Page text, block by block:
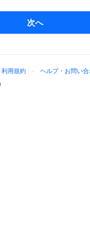
次へ
利用規約
ヘルプ・お問い